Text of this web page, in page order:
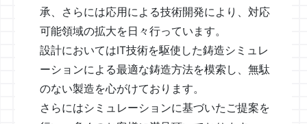
承、さらには応用による技術開発により、対応
可能領域の拡大を日々行っています。
設計においてはIT技術を駆使した鋳造シミュレ
ーションによる最適な鋳造方法を模索し、無駄
のない製造を心がけております。
さらにはシミュレーションに基づいたご提案を